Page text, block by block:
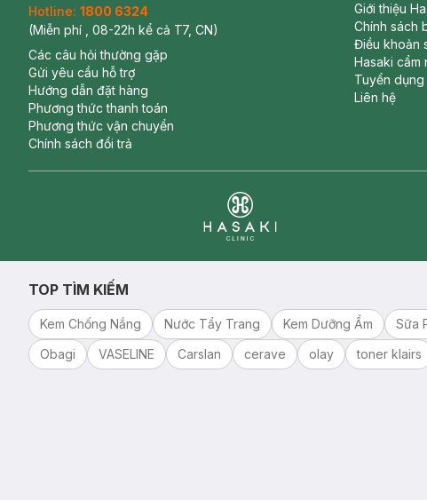
Hotline: 1800 6324
(Miễn phí , 08-22h kể cả T7, CN)
Các câu hỏi thường gặp
Gửi yêu cầu hỗ trợ
Hướng dẫn đặt hàng
Phương thức thanh toán
Phương thức vận chuyển
Chính sách đổi trả
Giới thiệu
Chính sách
Điều khoản
Hasaki cẩm
Tuyển dụng
Liên hệ
TOP TÌM KIẾM
Kem Chống Nắng Nước Tẩy Trang Kem Dưỡng Ẩm Sữa
Obagi
VASELINE Carslan cerave olay toner klairs